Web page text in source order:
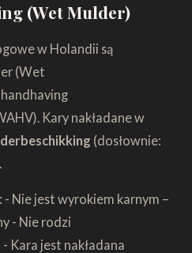
(Wet Mulder)
w Holandii są
(Wet
Kary nakładane w
(dosłownie:
Nie jest wyrokiem karnym –
- Nie rodzi
Kara jest nakładana